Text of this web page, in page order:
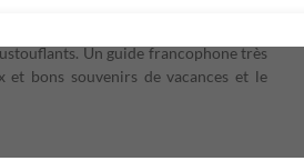
Un guide francophone très
et bons souvenirs de vacances et le